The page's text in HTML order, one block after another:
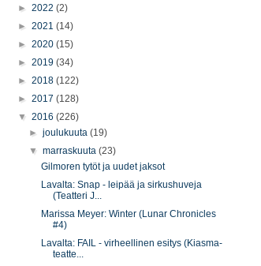
► 2022 (2)
► 2021 (14)
► 2020 (15)
► 2019 (34)
► 2018 (122)
► 2017 (128)
▼ 2016 (226)
►joulukuuta(19)
▼marraskuuta(23)
Gilmoren tytöt ja uudet jaksot
Lavalta: Snap - leipää ja sirkushuveja
(Teatteri J...
Marissa Meyer: Winter (Lunar Chronicles
#4)
Lavalta: FAIL - virheellinen esitys (Kiasma-
teatte...